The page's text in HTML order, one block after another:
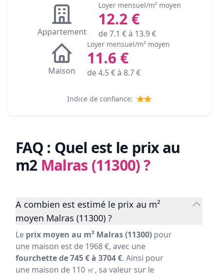
Appartement
Loyer mensuel/m² moyen
12.2€
de7.1 € à 13.9€
Maison
Loyer mensuel/m² moyen
11.6 €
de4.5€ à 8.7€
Indice de confiance:
FAQ : Quel est le prix au
m2 Malras (11300)?
A combien est estimé le prix au m²
moyen Malras (11300) ?
Le prix moyen au m² Malras (11300) pour
une maison est de 1968 €, avec une
fourchette de 745 € à 3704 €. Ainsi pour
une maison de 110 ㎡, sa valeur sur le